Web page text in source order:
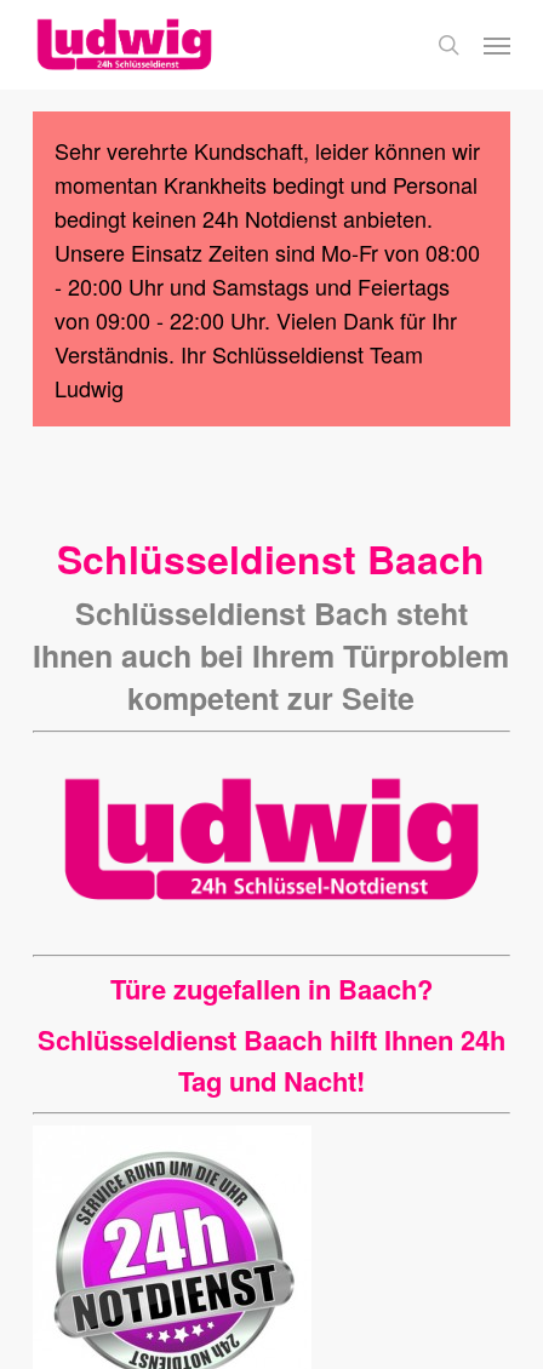
Skip
content
search
Menu
Sehr verehrte Kundschaft, leider können wir
momentan Krankheits bedingt und Personal
bedingt keinen 24h Notdienst anbieten.
Unsere Einsatz Zeiten sind Mo-Fr von 08:00
- 20:00 Uhr und Samstags und Feiertags
von 09:00 - 22:00 Uhr. Vielen Dank für Ihr
Verständnis. Ihr Schlüsseldienst Team
Ludwig
Schlüsseldienst Baach
Schlüsseldienst Bach steht
Ihnen auch bei Ihrem Türproblem
kompetent zur Seite
Türe zugefallen in Baach?
Schlüsseldienst Baach hilft Ihnen 24h
Tag und Nacht!